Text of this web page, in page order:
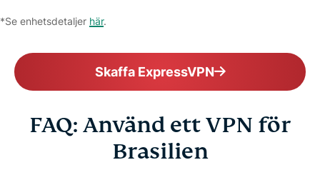
*Se enhetsdetaljer här.
Skaffa ExpressVPN
FAQ: Använd ett VPN för
Brasilien